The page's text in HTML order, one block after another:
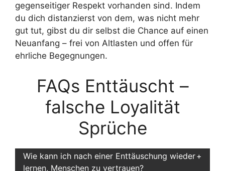
gegenseitiger Respekt vorhanden sind. Indem
du dich distanzierst von dem, was nicht mehr
gut tut, gibst du dir selbst die Chance auf einen
Neuanfang – frei von Altlasten und offen für
ehrliche Begegnungen.
FAQs Enttäuscht –
falsche Loyalität
Sprüche
Wie kann ich nach einer Enttäuschung wieder
lernen, Menschen zu vertrauen?